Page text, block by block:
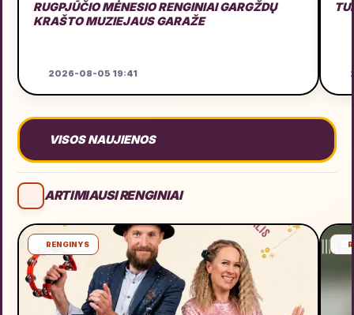
RUGPJŪČIO MĖNESIO RENGINIAI GARGŽDŲ
KRAŠTO MUZIEJAUS GARAŽE
2026-08-05 19:41
VISOS NAUJIENOS
ARTIMIAUSI RENGINIAI
RENGINYS